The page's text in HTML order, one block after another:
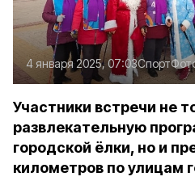
4 января 2025, 07:03Спорт
Участники встречи не
развлекательную
городской ёлки, но и
километров по улицам